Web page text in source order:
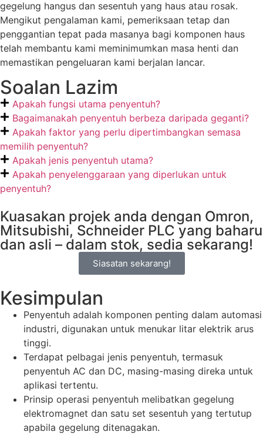
gegelung hangus dan sesentuh yang haus atau rosak.
Mengikut pengalaman kami, pemeriksaan tetap dan
penggantian tepat pada masanya bagi komponen haus
telah membantu kami meminimumkan masa henti dan
memastikan pengeluaran kami berjalan lancar.
Soalan Lazim
Apakah fungsi utama penyentuh?
Bagaimanakah penyentuh berbeza daripada geganti?
Apakah faktor yang perlu dipertimbangkan semasa
memilih penyentuh?
Apakah jenis penyentuh utama?
Apakah penyelenggaraan yang diperlukan untuk
penyentuh?
Kuasakan projek anda dengan Omron,
Mitsubishi, Schneider PLC yang baharu
dan asli – dalam stok, sedia sekarang!
Siasatan sekarang!
Kesimpulan
Penyentuh adalah komponen penting dalam automasi
industri, digunakan untuk menukar litar elektrik arus
tinggi.
Terdapat pelbagai jenis penyentuh, termasuk
penyentuh AC dan DC, masing-masing direka untuk
aplikasi tertentu.
Prinsip operasi penyentuh melibatkan gegelung
elektromagnet dan satu set sesentuh yang tertutup
apabila gegelung ditenagakan.